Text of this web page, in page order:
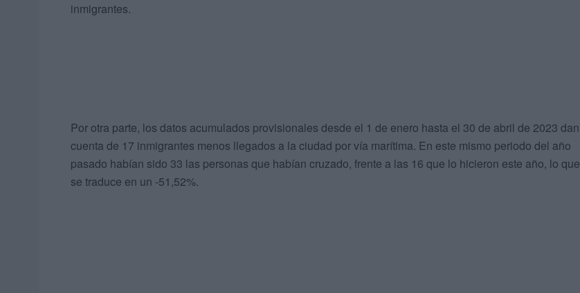
inmigrantes.
Por otra parte, los datos acumulados provisionales desde el 1 de enero hasta el 30 de abril de 2023 dan
cuenta de 17 inmigrantes menos llegados a la ciudad por vía marítima. En este mismo periodo del año
pasado habían sido 33 las personas que habían cruzado, frente a las 16 que lo hicieron este año, lo que
se traduce en un -51,52%.